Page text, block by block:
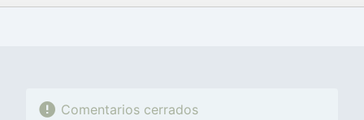
FACEBOOK
TWITTERFLIPBOARD
E-
WHATSAPP
Comentarios cerrados